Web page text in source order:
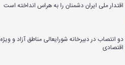
اقتدار ملی ایران دشمنان را به هراس انداخته است
دو انتصاب در دبیرخانه شورایعالی مناطق آزاد و ویژه
اقتصادی